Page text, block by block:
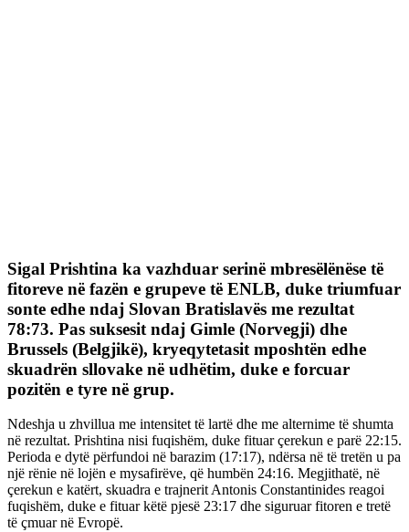
Sigal Prishtina ka vazhduar serinë mbresëlënëse të
fitoreve në fazën e grupeve të ENLB, duke triumfuar
sonte edhe ndaj Slovan Bratislavës me rezultat
78:73. Pas suksesit ndaj Gimle (Norvegji) dhe
Brussels (Belgjikë), kryeqytetasit mposhtën edhe
skuadrën sllovake në udhëtim, duke e forcuar
pozitën e tyre në grup.
Ndeshja u zhvillua me intensitet të lartë dhe me alternime të shumta
në rezultat. Prishtina nisi fuqishëm, duke fituar çerekun e parë 22:15.
Perioda e dytë përfundoi në barazim (17:17), ndërsa në të tretën u pa
një rënie në lojën e mysafirëve, që humbën 24:16. Megjithatë, në
çerekun e katërt, skuadra e trajnerit Antonis Constantinides reagoi
fuqishëm, duke e fituar këtë pjesë 23:17 dhe siguruar fitoren e tretë
të çmuar në Evropë.